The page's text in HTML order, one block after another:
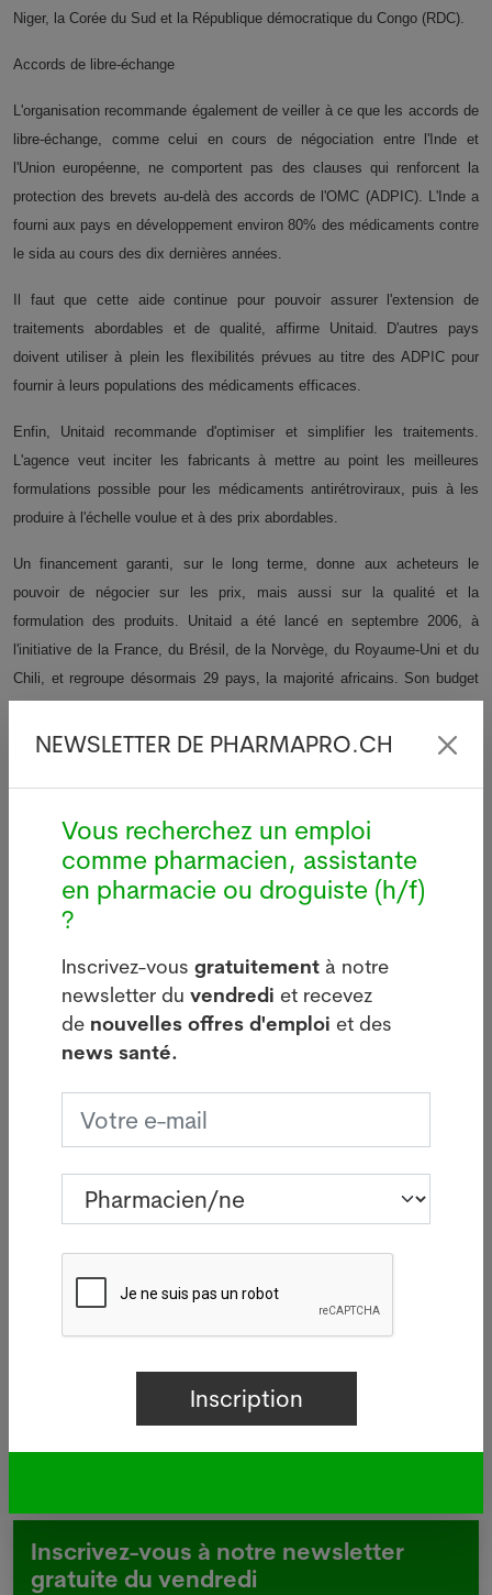
Niger, la Corée du Sud et la République démocratique du Congo (RDC).
Accords de libre-échange
L'organisation recommande également de veiller à ce que les accords de
libre-échange, comme celui en cours de négociation entre l'Inde et
l'Union européenne, ne comportent pas des clauses qui renforcent la
protection des brevets au-delà des accords de l'OMC (ADPIC). L'Inde a
fourni aux pays en développement environ 80% des médicaments contre
le sida au cours des dix dernières années.
Il faut que cette aide continue pour pouvoir assurer l'extension de
traitements abordables et de qualité, affirme Unitaid. D'autres pays
doivent utiliser à plein les flexibilités prévues au titre des ADPIC pour
fournir à leurs populations des médicaments efficaces.
Enfin, Unitaid recommande d'optimiser et simplifier les traitements.
L'agence veut inciter les fabricants à mettre au point les meilleures
formulations possible pour les médicaments antirétroviraux, puis à les
produire à l'échelle voulue et à des prix abordables.
Un financement garanti, sur le long terme, donne aux acheteurs le
pouvoir de négocier sur les prix, mais aussi sur la qualité et la
formulation des produits. Unitaid a été lancé en septembre 2006, à
l'initiative de la France, du Brésil, de la Norvège, du Royaume-Uni et du
Chili, et regroupe désormais 29 pays, la majorité africains. Son budget
ATS, 27 mars 2012
Votre offre d’emploi PUSH ici
Dernières news
d'infections sur le bâtiment de
Manor
05.08.2026
BÂLE - Aucun nouveau cas de
deux dernières semaines.
Inscrivez-vous à notre newsletter
gratuite du vendredi
NEWSLETTER DE PHARMAPRO.CH
Vous recherchez un emploi
comme pharmacien, assistante
en pharmacie ou droguiste (h/f)
?
Inscrivez-vous gratuitement à notre
newsletter du vendredi et recevez
de nouvelles offres d'emploi et des
news santé.